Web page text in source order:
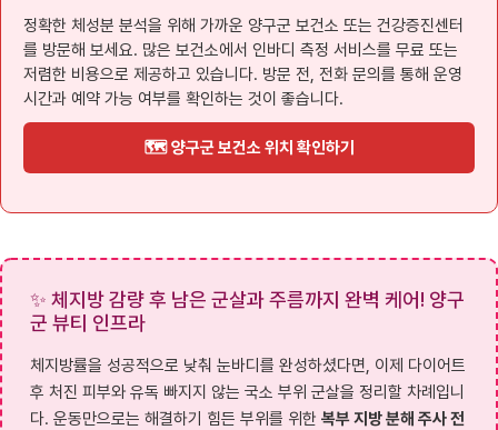
정확한 체성분 분석을 위해 가까운 양구군 보건소 또는 건강증진센터
를 방문해 보세요. 많은 보건소에서 인바디 측정 서비스를 무료 또는
저렴한 비용으로 제공하고 있습니다. 방문 전, 전화 문의를 통해 운영
시간과 예약 가능 여부를 확인하는 것이 좋습니다.
🗺️ 양구군 보건소 위치 확인하기
✨ 체지방 감량 후 남은 군살과 주름까지 완벽 케어! 양구
군 뷰티 인프라
체지방률을 성공적으로 낮춰 눈바디를 완성하셨다면, 이제 다이어트
후 처진 피부와 유독 빠지지 않는 국소 부위 군살을 정리할 차례입니
다. 운동만으로는 해결하기 힘든 부위를 위한 복부 지방 분해 주사 전